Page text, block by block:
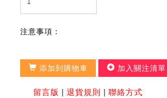
注意事項：
添加到購物車 加入關注清單
留言版 |退貨規則 |聯絡方式